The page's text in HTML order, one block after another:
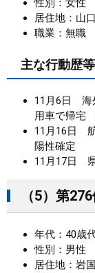
性別：女性
居住地：山
職業：無職
主な行動歴等
11月6日 海
用車で帰宅
11月16日
陽性確定
11月17日
（5）第
年代：40歳
性別：男性
居住地：岩